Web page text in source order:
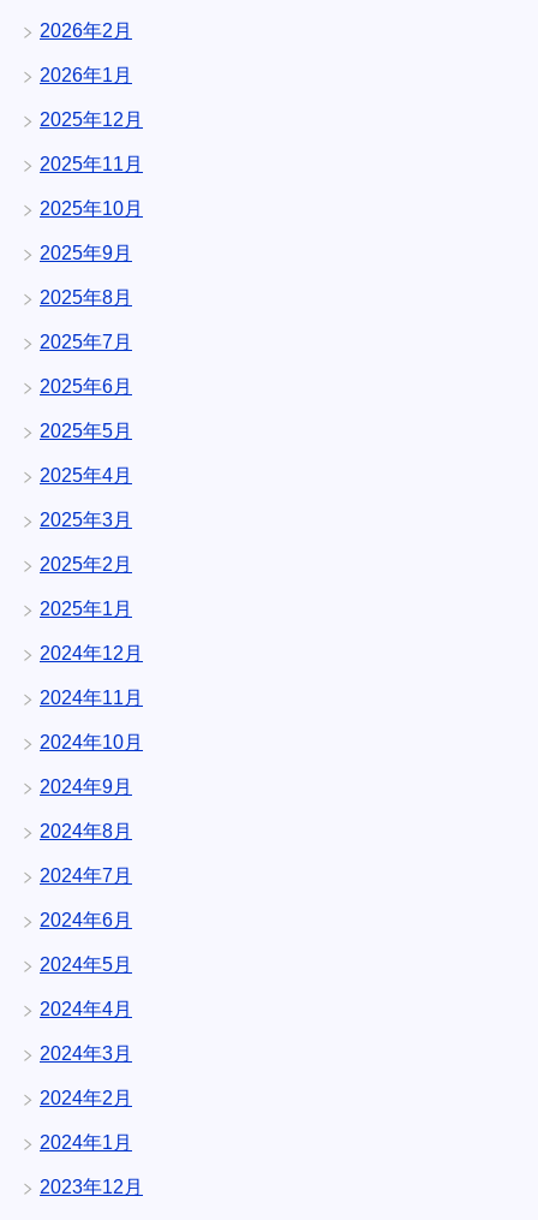
2026年2月
2026年1月
2025年12月
2025年11月
2025年10月
2025年9月
2025年8月
2025年7月
2025年6月
2025年5月
2025年4月
2025年3月
2025年2月
2025年1月
2024年12月
2024年11月
2024年10月
2024年9月
2024年8月
2024年7月
2024年6月
2024年5月
2024年4月
2024年3月
2024年2月
2024年1月
2023年12月